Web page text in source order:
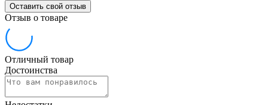
Оставить свой отзыв
Отзыв о товаре
Отличный товар
Достоинства